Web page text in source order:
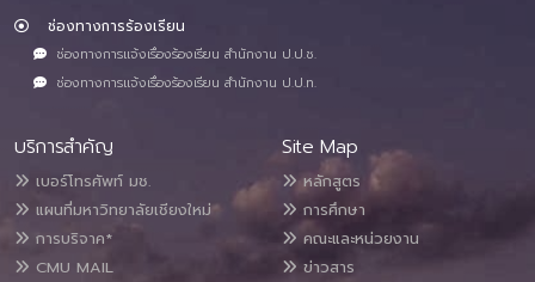
ช่องทางการร้องเรียน
ช่องทางการแจ้งเรื่องร้องเรียน สำนักงาน ป.ป.ช.
ช่องทางการแจ้งเรื่องร้องเรียน สำนักงาน ป.ป.ท.
บริการสำคัญ
เบอร์โทรศัพท์ มช.
แผนที่มหาวิทยาลัยเชียงใหม่
การบริจาค*
CMU MAIL
Site Map
หลักสูตร
การศึกษา
คณะและหน่วยงาน
ข่าวสาร